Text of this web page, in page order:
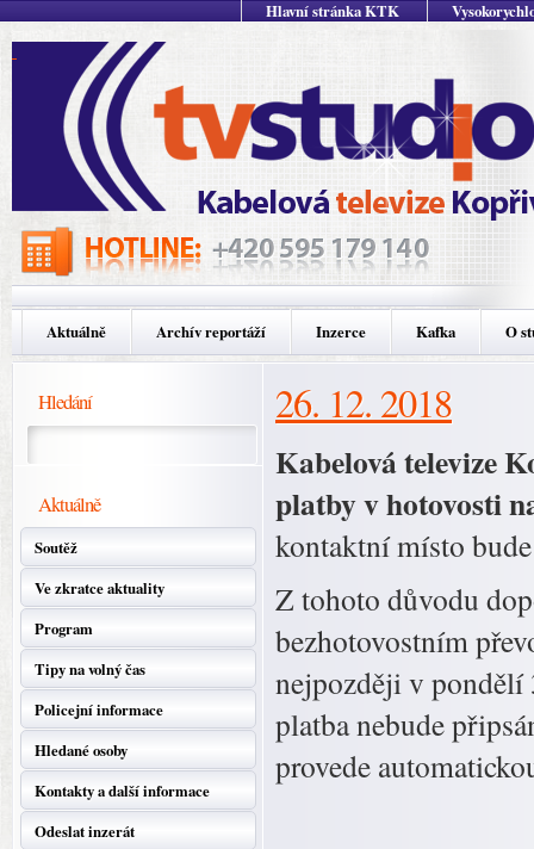
Hlavní stránka KTK
Aktuálně Archív reportáží Inzerce Kafka O
Hledání
Aktuálně
Soutěž
Ve zkratce aktuality
Program
Tipy na volný čas
Policejní informace
Hledané osoby
Kontakty a další informace
Odeslat inzerát
26. 12. 2018
Kabelová televize
platby v hotovosti
kontaktní místo
Z tohoto důvodu
bezhotovostním
nejpozději v pondělí
platba nebude
provede